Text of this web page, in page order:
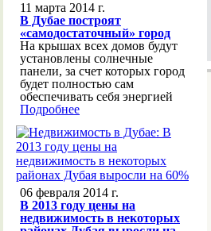
11 марта 2014 г.
В Дубае построят
«самодостаточный» город
На крышах всех домов будут
установлены солнечные
панели, за счет которых город
будет полностью сам
обеспечивать себя энергией
Подробнее
06 февраля 2014 г.
В 2013 году цены на
недвижимость в некоторых